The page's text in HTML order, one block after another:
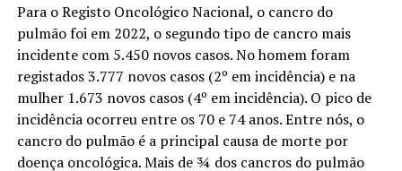
Para o Registo Oncológico Nacional, o cancro do
pulmão foi em 2022, o segundo tipo de cancro mais
incidente com 5.450 novos casos. No homem foram
registados 3.777 novos casos (2º em incidência) e na
mulher 1.673 novos casos (4º em incidência). O pico de
incidência ocorreu entre os 70 e 74 anos. Entre nós, o
cancro do pulmão é a principal causa de morte por
doença oncológica. Mais de ¾ dos cancros do pulmão